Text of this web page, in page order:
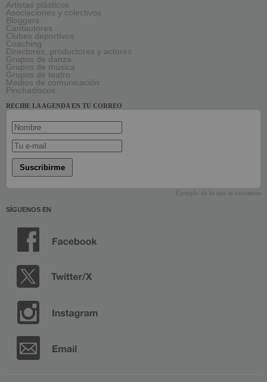
Artistas plásticos
Asociaciones y colectivos
Bloggers
Cantautores
Clubes deportivos
Coaching
Directores, productores y actores
Grupos de danza
Grupos de música
Grupos de teatro
Medios de comunicación
Pinchadiscos
RECIBE LA AGENDA EN TU CORREO
Suscribirme
Ejemplo de lo que te enviamos
SÍGUENOS EN